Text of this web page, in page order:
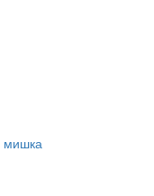
мишка